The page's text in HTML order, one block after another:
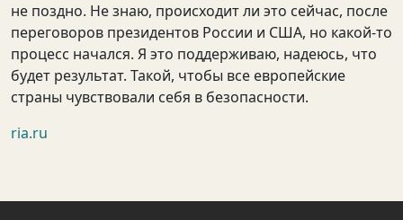
не поздно. Не знаю, происходит ли это сейчас, после
переговоров президентов России и США, но какой-то
процесс начался. Я это поддерживаю, надеюсь, что
будет результат. Такой, чтобы все европейские
страны чувствовали себя в безопасности.
ria.ru